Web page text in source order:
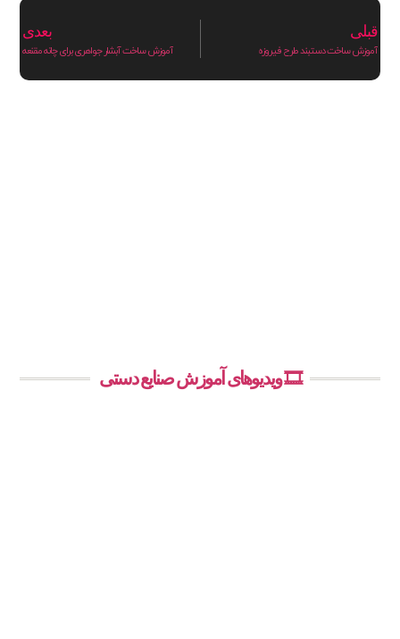
قبلی
آموزش ساخت دستبند طرح فیروزه
بعدی
آموزش ساخت آبشار جواهری برای چانه مقنعه
🎞️ ویدیوهای آموزش صنایع دستی